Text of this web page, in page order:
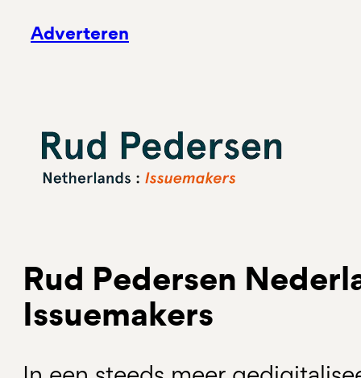
Adverteren
Rud Pedersen
Issuemakers